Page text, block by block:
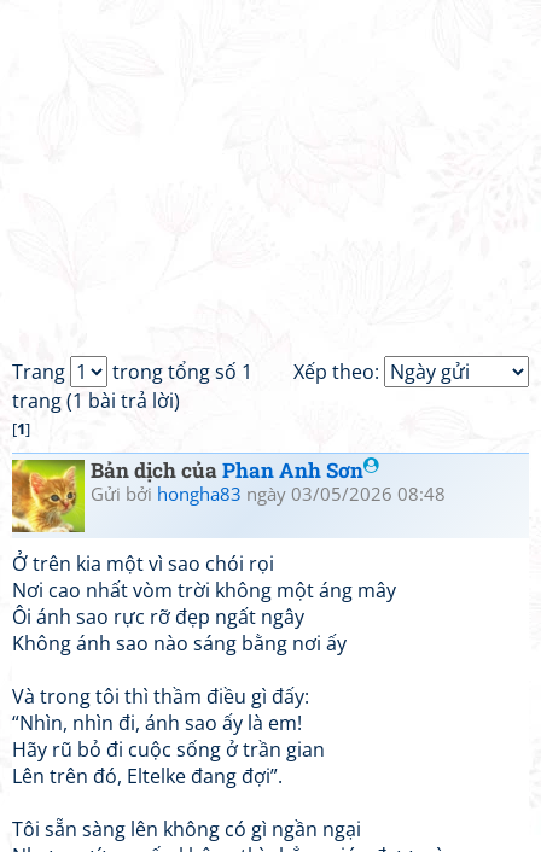
Xếp theo:
Trang
trong tổng số 1
trang (1 bài trả lời)
[1]
Bản dịch củaPhan Anh Sơn
Gửi bởi hongha83 ngày 03/05/2026 08:48
Ở trên kia một vì sao chói rọi
Nơi cao nhất vòm trời không một áng mây
Ôi ánh sao rực rỡ đẹp ngất ngây
Không ánh sao nào sáng bằng nơi ấy
Và trong tôi thì thầm điều gì đấy:
“Nhìn, nhìn đi, ánh sao ấy là em!
Hãy rũ bỏ đi cuộc sống ở trần gian
Lên trên đó, Eltelke đang đợi”.
Tôi sẵn sàng lên không có gì ngần ngại